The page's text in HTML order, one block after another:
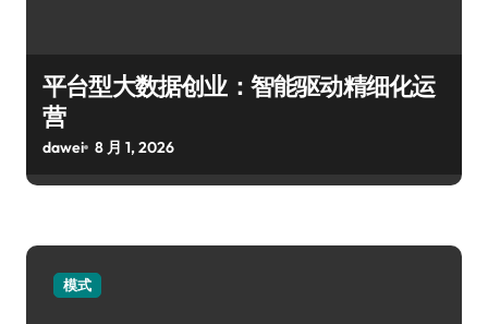
平台型大数据创业：智能驱动精细化运
营
dawei 8 月 1, 2026
模式